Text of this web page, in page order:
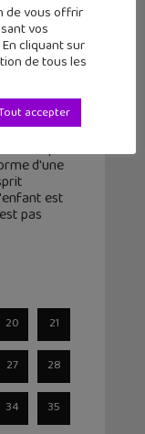
»
C’est pas
d'une
est
pas
20 21
27 28
34 35
de vous offrir
vos
cliquant sur
de tous les
accepter